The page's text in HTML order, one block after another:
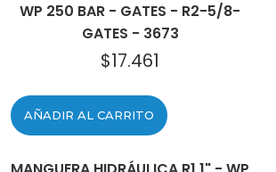
WP 250 BAR - GATES - R2-5/8-
GATES - 3673
$17.461
AÑADIR AL CARRITO